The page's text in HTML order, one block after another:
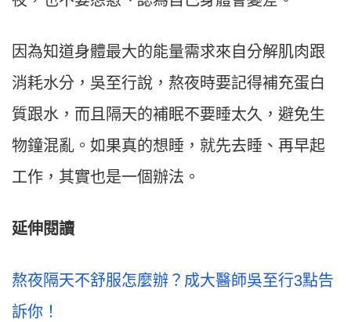
因為知道身體最大的能量需求來自分解肌肉跟
消耗水分，吳至行說，熬夜時要記得補充蛋白
質跟水，而且隔天的補眠不要睡太久，避免生
物鐘混亂。如果真的想睡，就先去睡、再早起
工作，其實也是一個辦法。
延伸閱讀
熬夜隔天不舒服怎麼辦？成大醫師吳至行3點告
訴你！